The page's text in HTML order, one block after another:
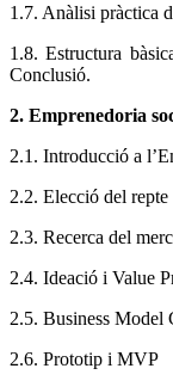
1.7. Anàlisi pràctica
1.8. Estructura
Conclusió.
2. Emprenedoria
2.1. Introducció a
2.2. Elecció del repte
2.3. Recerca del
2.4. Ideació i Value
2.5. Business Model
2.6. Prototip i MVP